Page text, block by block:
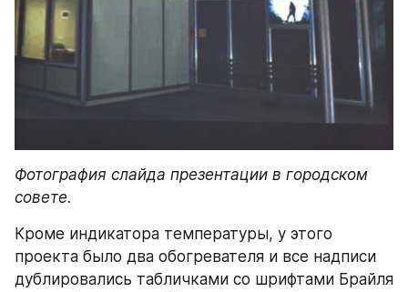
Фотография слайда презентации в городском
совете.
Кроме индикатора температуры, у этого
проекта было два обогревателя и все надписи
дублировались табличками со шрифтами Брайля